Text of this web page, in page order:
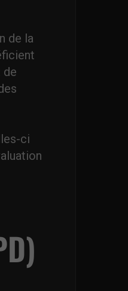
de la
de
ci